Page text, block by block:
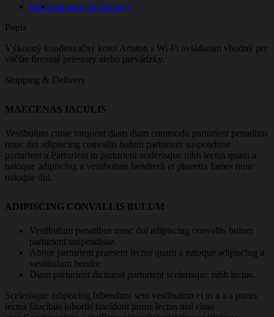
PopisShipping & Delivery
Popis
Výkonný kondenzačný kotol Ariston s Wi-Fi ovládaním vhodný pre
väčšie firemné priestory alebo prevádzky.
Shipping & Delivery
MAECENAS IACULIS
Vestibulum curae torquent diam diam commodo parturient penatibus
nunc dui adipiscing convallis bulum parturient suspendisse
parturient a.Parturient in parturient scelerisque nibh lectus quam a
natoque adipiscing a vestibulum hendrerit et pharetra fames nunc
natoque dui.
ADIPISCING CONVALLIS BULUM
Vestibulum penatibus nunc dui adipiscing convallis bulum
parturient suspendisse.
Abitur parturient praesent lectus quam a natoque adipiscing a
vestibulum hendre.
Diam parturient dictumst parturient scelerisque nibh lectus.
Scelerisque adipiscing bibendum sem vestibulum et in a a a purus
lectus faucibus lobortis tincidunt purus lectus nisl class